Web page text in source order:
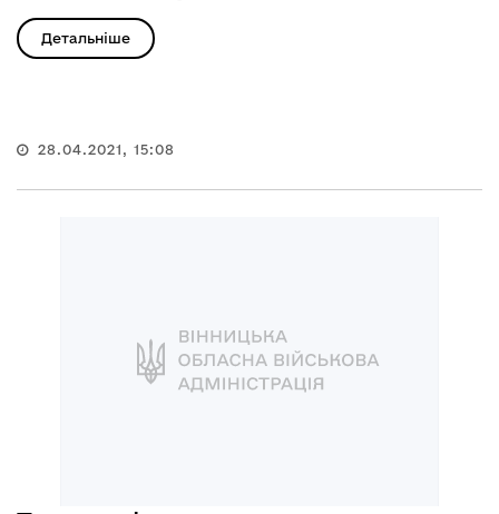
Детальніше
28.04.2021, 15:08